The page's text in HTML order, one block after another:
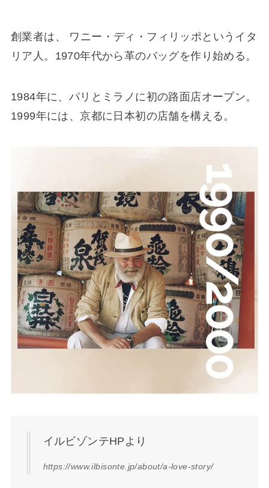
創業者は、 ワニー・ディ・フィリッポというイタ
リア人。1970年代から革のバッグを作り始める。
1984年に、パリとミラノに初の路面店オープン。
1999年には、京都に日本初の店舗を構える。
イルビゾンテHPより
https://www.ilbisonte.jp/about/a-love-story/